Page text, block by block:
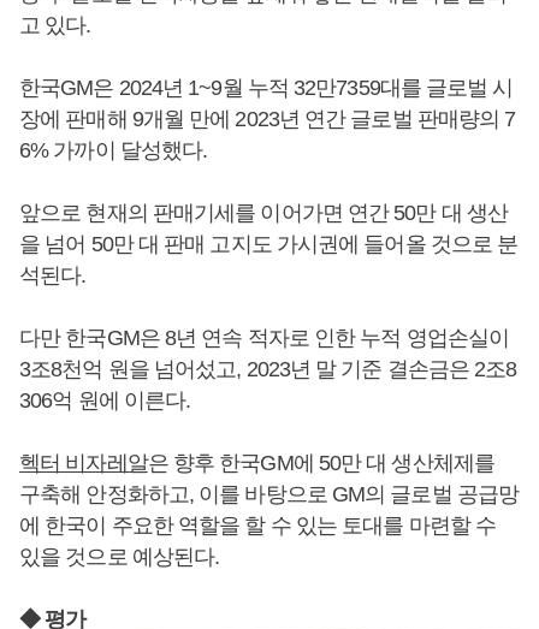
고 있다.
한국GM은 2024년 1~9월 누적 32만7359대를 글로벌 시
장에 판매해 9개월 만에 2023년 연간 글로벌 판매량의 7
6% 가까이 달성했다.
앞으로 현재의 판매기세를 이어가면 연간 50만 대 생산
을 넘어 50만 대 판매 고지도 가시권에 들어올 것으로 분
석된다.
다만 한국GM은 8년 연속 적자로 인한 누적 영업손실이
3조8천억 원을 넘어섰고, 2023년 말 기준 결손금은 2조8
306억 원에 이른다.
헥터 비자레알은 향후 한국GM에 50만 대 생산체제를
구축해 안정화하고, 이를 바탕으로 GM의 글로벌 공급망
에 한국이 주요한 역할을 할 수 있는 토대를 마련할 수
있을 것으로 예상된다.
◆ 평가